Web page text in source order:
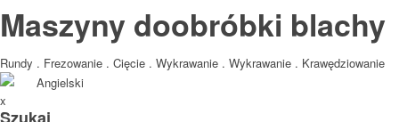
Angielski
Maszyny doobróbki blachy
Rundy . Frezowanie . Cięcie . Wykrawanie . Wykrawanie . Krawędziowanie
x